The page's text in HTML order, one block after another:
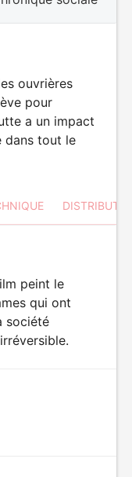
ouvrières
pour
a un impact
dans tout le
peint le
qui ont
société